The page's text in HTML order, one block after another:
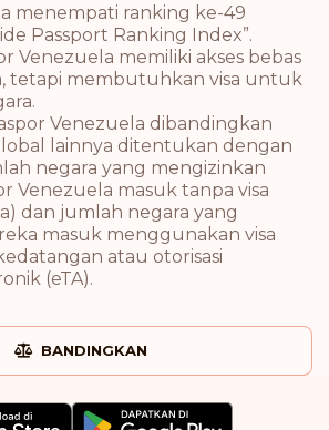
menempati ranking ke-49
Passport Ranking Index”.
Venezuela memiliki akses bebas
tetapi membutuhkan visa untuk
Venezuela dibandingkan
lainnya ditentukan dengan
negara yang mengizinkan
Venezuela masuk tanpa visa
dan jumlah negara yang
masuk menggunakan visa
atau otorisasi
(eTA).
BANDINGKAN